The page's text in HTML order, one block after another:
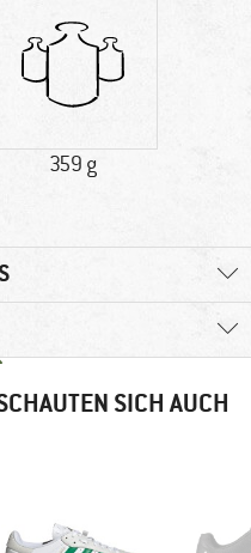
359 g
SICH AUCH